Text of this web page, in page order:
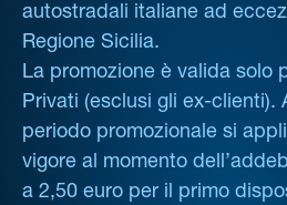
autostradali italiane ad
Regione Sicilia.
La promozione è valida solo
Privati (esclusi gli ex-clienti).
periodo promozionale si
vigore al momento
a 2,50 euro per il primo